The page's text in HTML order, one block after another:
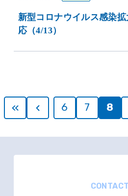
新型コロナウイルス感染
応（4/13）
6 7 8
CONTACT